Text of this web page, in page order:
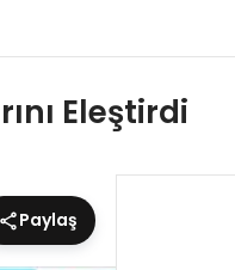
Eleştirdi
Paylaş